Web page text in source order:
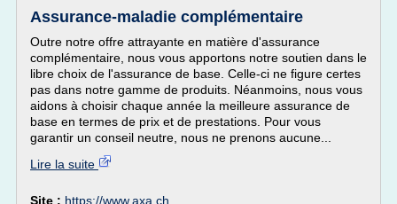
Assurance-maladie complémentaire
Outre notre offre attrayante en matière d'assurance
complémentaire, nous vous apportons notre soutien dans le
libre choix de l'assurance de base. Celle-ci ne figure certes
pas dans notre gamme de produits. Néanmoins, nous vous
aidons à choisir chaque année la meilleure assurance de
base en termes de prix et de prestations. Pour vous
garantir un conseil neutre, nous ne prenons aucune...
Lire la suite
Site : https://www.axa.ch